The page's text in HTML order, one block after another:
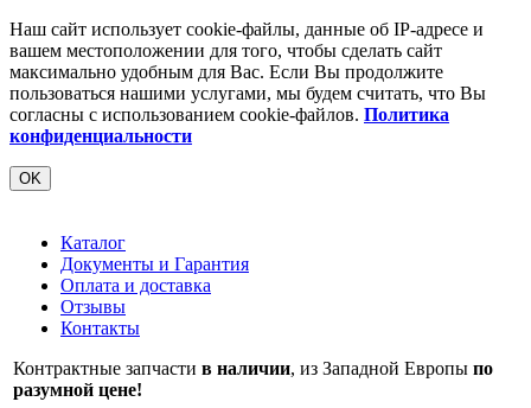
Наш сайт использует cookie-файлы, данные об IP-адресе и
вашем местоположении для того, чтобы сделать сайт
максимально удобным для Вас. Если Вы продолжите
пользоваться нашими услугами, мы будем считать, что Вы
согласны с использованием cookie-файлов. Политика
конфиденциальности
OK
Каталог
Документы и Гарантия
Оплата и доставка
Отзывы
Контакты
Контрактные запчасти в наличии, из Западной Европы по
разумной цене!